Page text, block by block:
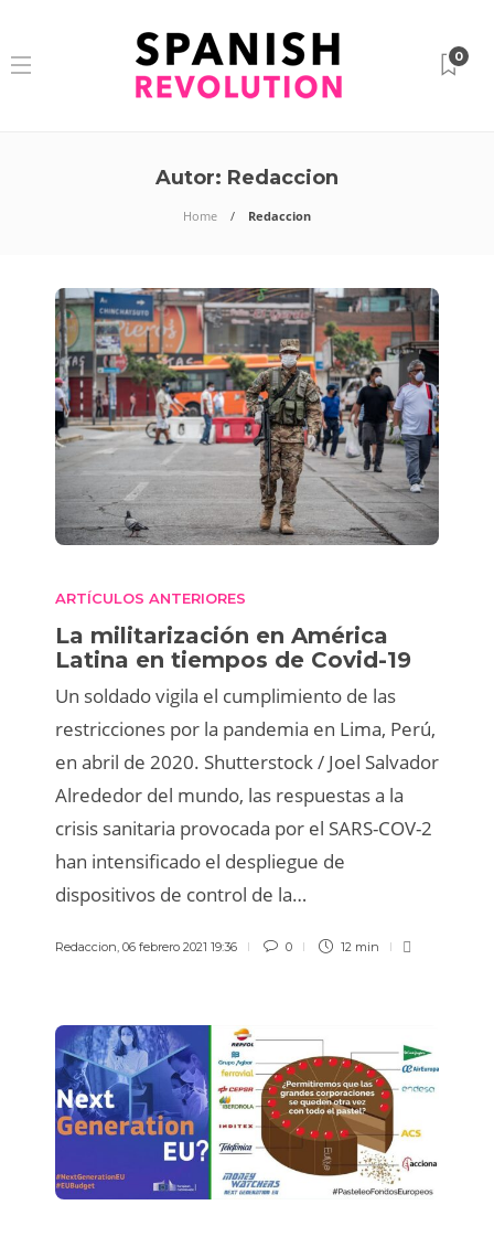
0
Autor: Redaccion
Home Redaccion
ARTÍCULOS ANTERIORES
La militarización en América
Latina en tiempos de Covid-19
Un soldado vigila el cumplimiento de las
restricciones por la pandemia en Lima, Perú,
en abril de 2020. Shutterstock / Joel Salvador
Alrededor del mundo, las respuestas a la
crisis sanitaria provocada por el SARS-COV-2
han intensificado el despliegue de
dispositivos de control de la…
Redaccion 06 febrero 2021 19:36 0 12 min